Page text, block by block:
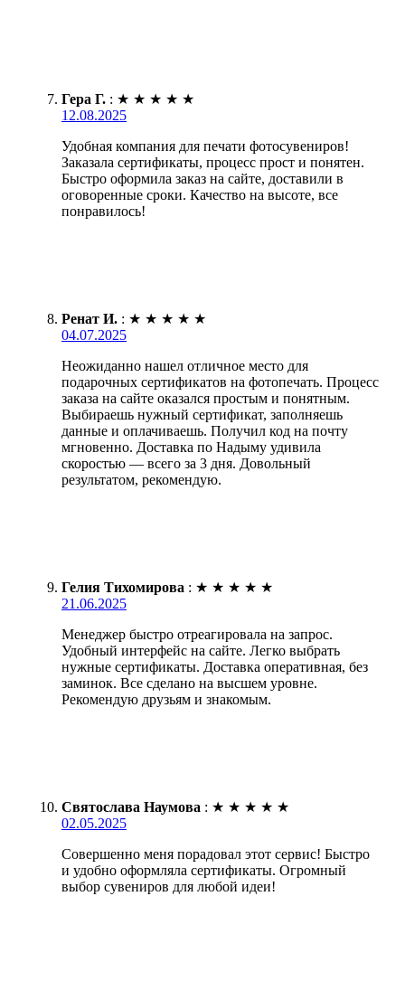
Гера Г. : ★ ★ ★ ★ ★
12.08.2025
Удобная компания для печати фотосувениров!
Заказала сертификаты, процесс прост и понятен.
Быстро оформила заказ на сайте, доставили в
оговоренные сроки. Качество на высоте, все
понравилось!
Ренат И. : ★ ★ ★ ★ ★
04.07.2025
Неожиданно нашел отличное место для
подарочных сертификатов на фотопечать. Процесс
заказа на сайте оказался простым и понятным.
Выбираешь нужный сертификат, заполняешь
данные и оплачиваешь. Получил код на почту
мгновенно. Доставка по Надыму удивила
скоростью — всего за 3 дня. Довольный
результатом, рекомендую.
Гелия Тихомирова : ★ ★ ★ ★ ★
21.06.2025
Менеджер быстро отреагировала на запрос.
Удобный интерфейс на сайте. Легко выбрать
нужные сертификаты. Доставка оперативная, без
заминок. Все сделано на высшем уровне.
Рекомендую друзьям и знакомым.
Святослава Наумова : ★ ★ ★ ★ ★
02.05.2025
Совершенно меня порадовал этот сервис! Быстро
и удобно оформляла сертификаты. Огромный
выбор сувениров для любой идеи!